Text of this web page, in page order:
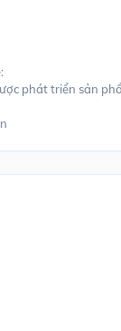
phát triển sản